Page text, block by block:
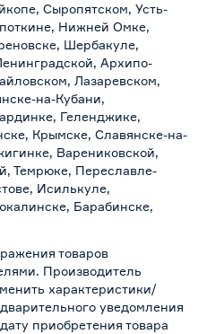
Сыропятском, Усть-
Нижней Омке,
Шербакуле,
Архипо-
Лазаревском,
на-Кубани,
Геленджике,
Крымске, Славянске-на-
Варениковской,
Темрюке, Переславле-
Исилькуле,
Барабинске,
товаров
Производитель
характеристики/
уведомления
приобретения товара